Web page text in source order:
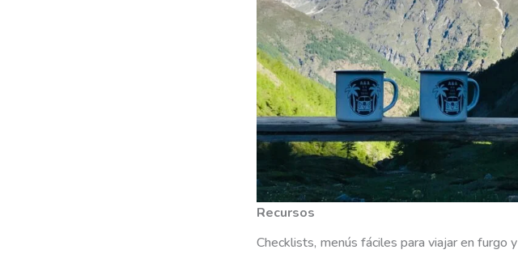
Recursos
Checklists, menús fáciles para viajar en furgo y